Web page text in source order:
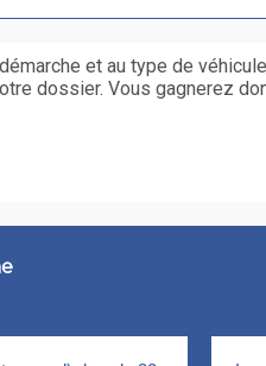
et au type de
dossier. Vous gagnerez